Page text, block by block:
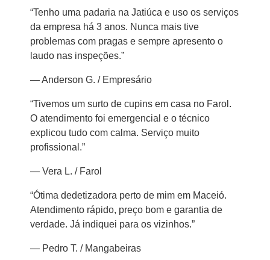
“Tenho uma padaria na Jatiúca e uso os serviços
da empresa há 3 anos. Nunca mais tive
problemas com pragas e sempre apresento o
laudo nas inspeções.”
— Anderson G. / Empresário
“Tivemos um surto de cupins em casa no Farol.
O atendimento foi emergencial e o técnico
explicou tudo com calma. Serviço muito
profissional.”
— Vera L. / Farol
“Ótima dedetizadora perto de mim em Maceió.
Atendimento rápido, preço bom e garantia de
verdade. Já indiquei para os vizinhos.”
— Pedro T. / Mangabeiras